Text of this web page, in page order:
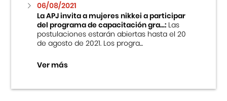
06/08/2021
La APJ invita a mujeres nikkei a participar
del programa de capacitación gra...:Las
postulaciones estarán abiertas hasta el 20
de agosto de 2021. Los progra...
Ver más